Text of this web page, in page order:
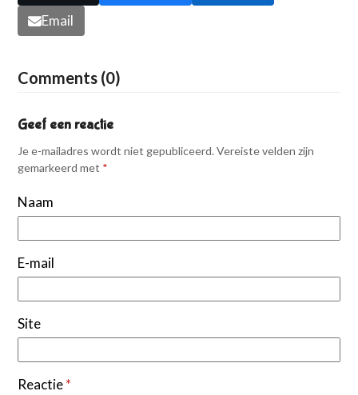
Email
Comments (0)
Geef een reactie
Je e-mailadres wordt niet gepubliceerd. Vereiste velden zijn
gemarkeerd met *
Naam
E-mail
Site
Reactie*